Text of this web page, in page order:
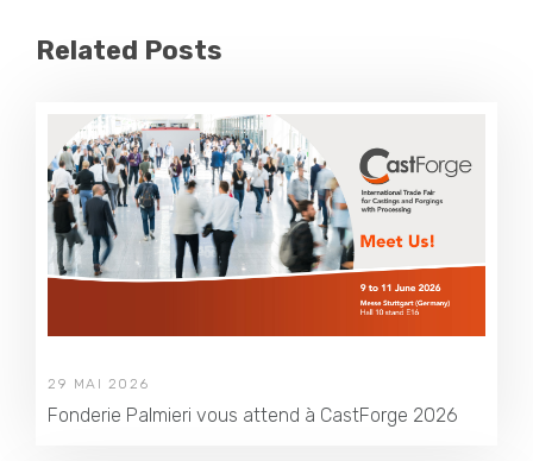
Related Posts
29 MAI 2026
Fonderie Palmieri vous attend à CastForge 2026